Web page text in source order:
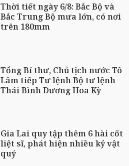
Thời tiết ngày 6/8: Bắc Bộ và
Bắc Trung Bộ mưa lớn, có nơi
trên 180mm
Tổng Bí thư, Chủ tịch nước Tô
Lâm tiếp Tư lệnh Bộ tư lệnh
Thái Bình Dương Hoa Kỳ
Gia Lai quy tập thêm 6 hài cốt
liệt sĩ, phát hiện nhiều kỷ vật
quý